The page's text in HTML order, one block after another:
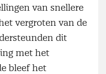
van snellere
vergroten van de
dit
met het
bleef het